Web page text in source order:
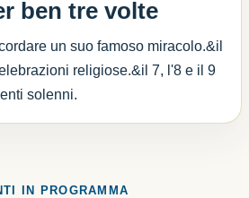
ben tre volte
un suo famoso miracolo.&il
religiose.&il 7, l'8 e il 9
solenni.
IN PROGRAMMA